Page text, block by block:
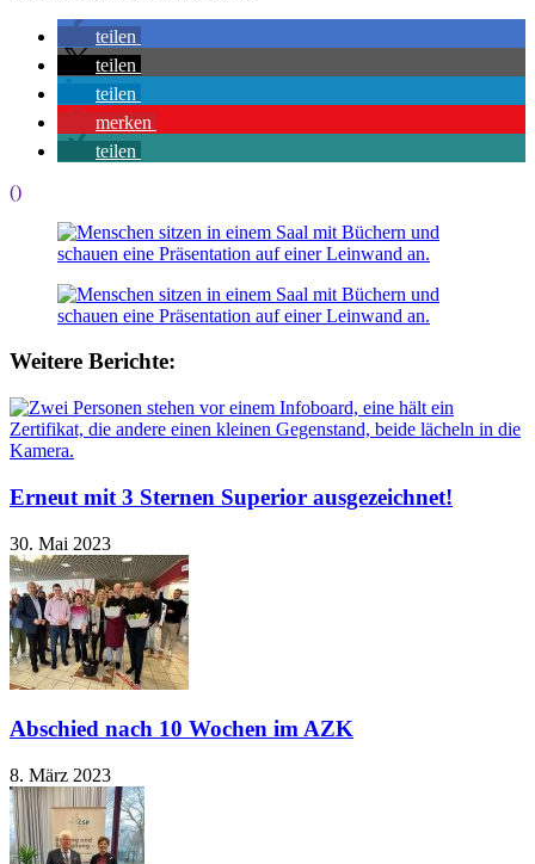
teilen
teilen
teilen
merken
teilen
()
Weitere Berichte:
Erneut mit 3 Sternen Superior ausgezeichnet!
30. Mai 2023
Abschied nach 10 Wochen im AZK
8. März 2023